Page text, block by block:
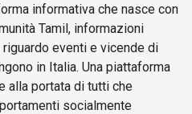
informativa che nasce con
Tamil, informazioni
eventi e vicende di
in Italia. Una piattaforma
alla portata di tutti che
socialmente